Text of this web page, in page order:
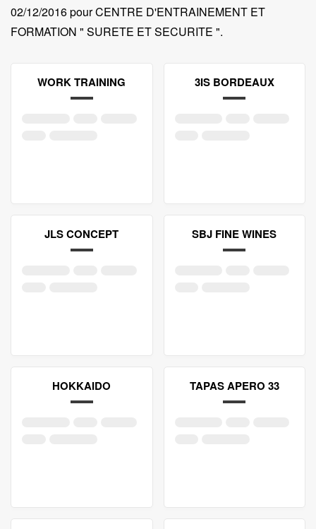
02/12/2016 pour CENTRE D'ENTRAINEMENT ET
FORMATION " SURETE ET SECURITE ".
WORK TRAINING 3IS BORDEAUX
JLS CONCEPT SBJ FINE WINES
HOKKAIDO TAPAS APERO 33